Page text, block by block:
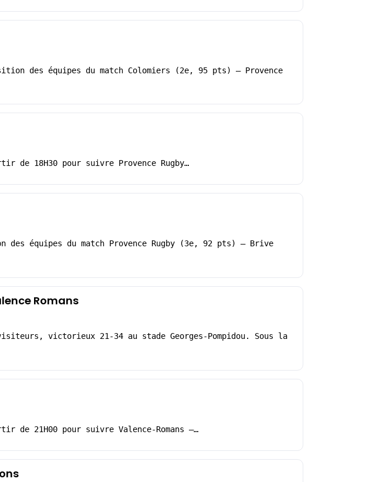
des équipes du match Colomiers (2e, 95 pts) – Provence
de 18H30 pour suivre Provence Rugby…
des équipes du match Provence Rugby (3e, 92 pts) – Brive
Romans
victorieux 21-34 au stade Georges-Pompidou. Sous la
de 21H00 pour suivre Valence-Romans –…